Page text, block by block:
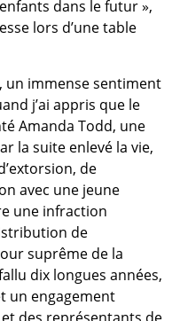
dans le futur »,
lors d’une table
un immense sentiment
j’ai appris que le
Amanda Todd, une
la suite enlevé la vie,
de
avec une jeune
une infraction
de
suprême de la
dix longues années,
un engagement